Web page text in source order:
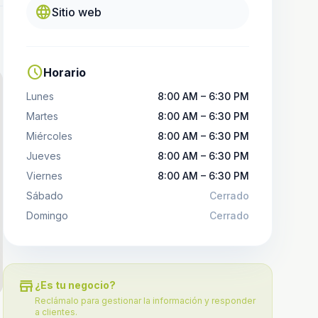
languageSitio web
scheduleHorario
Lunes
8:00 AM – 6:30 PM
Martes
8:00 AM – 6:30 PM
Miércoles
8:00 AM – 6:30 PM
Jueves
8:00 AM – 6:30 PM
Viernes
8:00 AM – 6:30 PM
Sábado
Cerrado
Domingo
Cerrado
store ¿Es tu negocio?
Reclámalo para gestionar la información y responder
a clientes.